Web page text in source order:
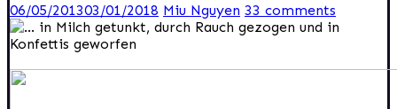
06/05/201303/01/2018 Miu Nguyen 33 comments